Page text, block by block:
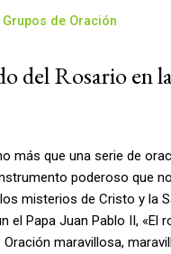
Grupos de Oración
del Rosario en
más que una serie de
poderoso que
misterios de Cristo y la
el Papa Juan Pablo II, «El
maravillosa,